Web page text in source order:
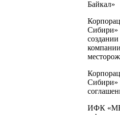
Байкал»
ИФК